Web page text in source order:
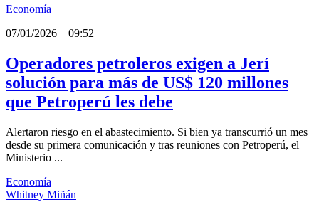
Economía
07/01/2026
09:52
Operadores petroleros exigen a Jerí
solución para más de US$ 120 millones
que Petroperú les debe
Alertaron riesgo en el abastecimiento. Si bien ya transcurrió un mes
desde su primera comunicación y tras reuniones con Petroperú, el
Ministerio ...
Economía
Whitney Miñán